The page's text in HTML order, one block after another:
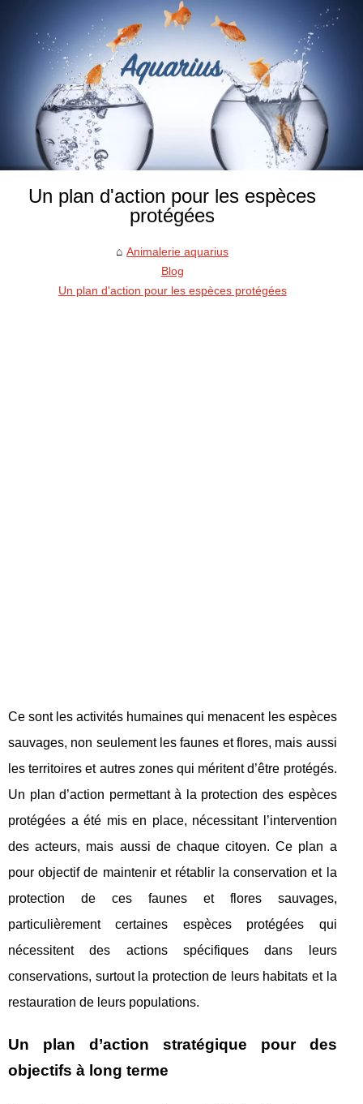
Un plan d'action pour les espèces
protégées
Animalerie aquarius
Blog
Un plan d'action pour les espèces protégées
Ce sont les activités humaines qui menacent les espèces
sauvages, non seulement les faunes et flores, mais aussi
les territoires et autres zones qui méritent d’être protégés.
Un plan d’action permettant à la protection des espèces
protégées a été mis en place, nécessitant l’intervention
des acteurs, mais aussi de chaque citoyen. Ce plan a
pour objectif de maintenir et rétablir la conservation et la
protection de ces faunes et flores sauvages,
particulièrement certaines espèces protégées qui
nécessitent des actions spécifiques dans leurs
conservations, surtout la protection de leurs habitats et la
restauration de leurs populations.
Un plan d’action stratégique pour des
objectifs à long terme